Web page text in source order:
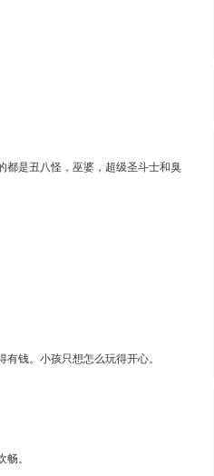
是丑八怪，巫婆，超级圣斗士和臭
钱。小孩只想怎么玩得开心。
。